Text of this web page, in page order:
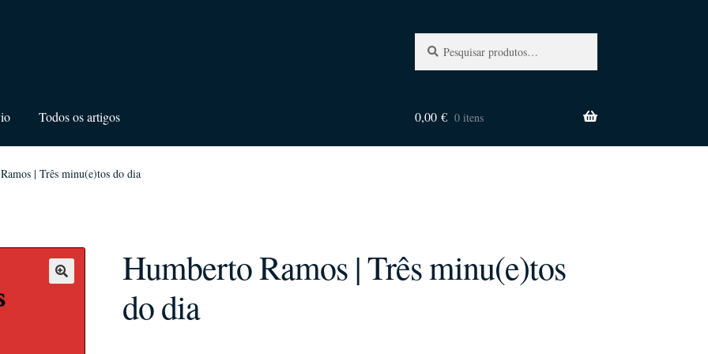
por:
Todos os artigos 0,00 € 0 itens
| Três minu(e)tos do dia
Humberto Ramos | Três minu(e)tos
do dia